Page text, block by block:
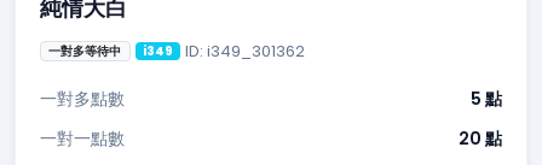
純情大白
一對多等待中 i349 ID: i349_301362
一對多點數
5 點
一對一點數
20 點